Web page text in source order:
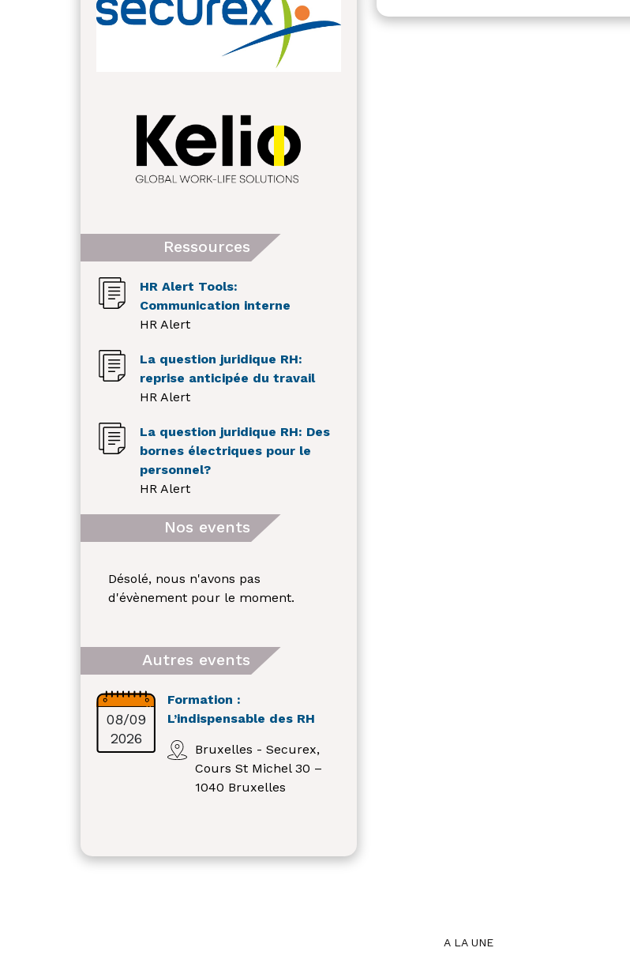
Ressources
HR Alert Tools:
Communication interne
HR Alert
La question juridique RH:
reprise anticipée du travail
HR Alert
La question juridique RH: Des
bornes électriques pour le
personnel?
HR Alert
Nos events
Désolé, nous n'avons pas
d'évènement pour le moment.
Autres events
08/09
2026
Formation :
L’indispensable des RH
Bruxelles - Securex,
Cours St Michel 30 –
1040 Bruxelles
A LA UNE